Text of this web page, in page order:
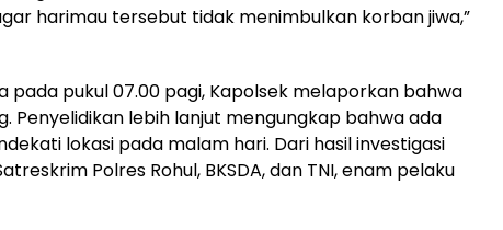
harimau tersebut tidak menimbulkan korban jiwa,”
pada pukul 07.00 pagi, Kapolsek melaporkan bahwa
Penyelidikan lebih lanjut mengungkap bahwa ada
lokasi pada malam hari. Dari hasil investigasi
Polres Rohul, BKSDA, dan TNI, enam pelaku